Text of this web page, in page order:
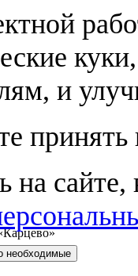
и
принять
на
необходимые